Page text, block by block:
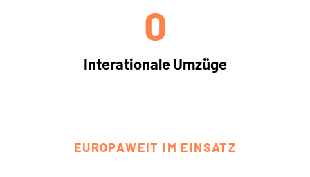
Interationale Umzüge
0
EUROPAWEIT IM EINSATZ